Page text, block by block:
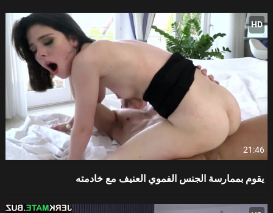
HD
21:46
يقوم بممارسة الجنس الفموي العنيف مع خادمته